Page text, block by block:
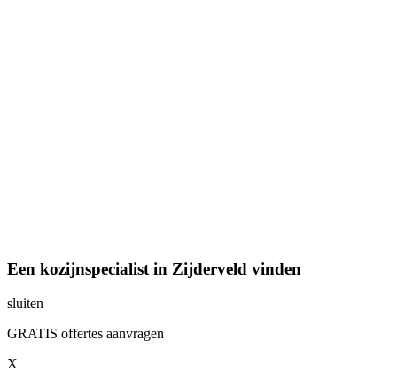
Een kozijnspecialist in Zijderveld vinden
sluiten
GRATIS offertes aanvragen
X